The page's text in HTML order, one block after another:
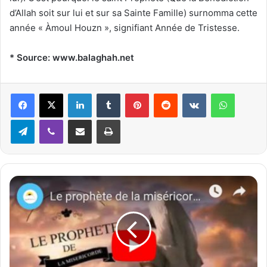
d’Allah soit sur lui et sur sa Sainte Famille) surnomma cette
année « Àmoul Houzn », signifiant Année de Tristesse.
* Source: www.balaghah.net
Telegram
L
e
p
o
p